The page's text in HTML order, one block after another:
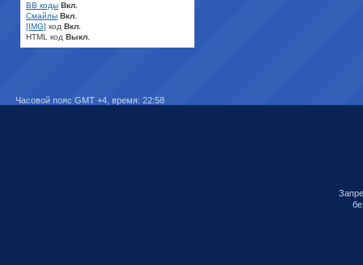
BB коды Вкл.
Смайлы Вкл.
[IMG] код Вкл.
HTML код Выкл.
Часовой пояс GMT +4, время: 22:58